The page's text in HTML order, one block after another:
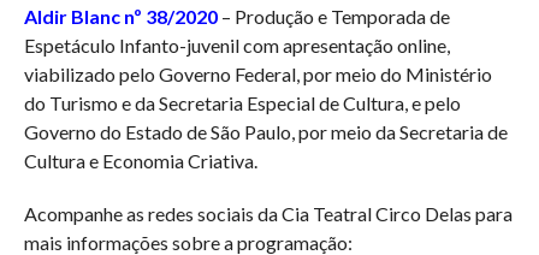
Aldir Blanc nº 38/2020– Produção e Temporada de
Espetáculo Infanto-juvenil com apresentação online,
viabilizado pelo Governo Federal, por meio do Ministério
do Turismo e da Secretaria Especial de Cultura, e pelo
Governo do Estado de São Paulo, por meio da Secretaria de
Cultura e Economia Criativa.
Acompanhe as redes sociais da Cia Teatral Circo Delas para
mais informações sobre a programação: